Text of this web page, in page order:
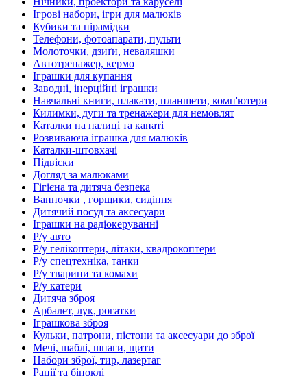
Ігрові набори, ігри для малюків
Кубики та пірамідки
Телефони, фотоапарати, пульти
Молоточки, дзиґи, неваляшки
Автотренажер, кермо
Іграшки для купання
Заводні, інерційні іграшки
Навчальні книги, плакати, планшети, комп'ютери
Килимки, дуги та тренажери для немовлят
Каталки на палиці та канаті
Розвиваюча іграшка для малюків
Каталки-штовхачі
Підвіски
Догляд за малюками
Гігієна та дитяча безпека
Ванночки , горщики, сидіння
Дитячий посуд та аксесуари
Іграшки на радіокеруванні
Р/у авто
Р/у гелікоптери, літаки, квадрокоптери
Р/у спецтехніка, танки
Р/у тварини та комахи
Р/у катери
Дитяча зброя
Арбалет, лук, рогатки
Іграшкова зброя
Кульки, патрони, пістони та аксесуари до зброї
Мечі, шаблі, шпаги, щити
Набори зброї, тир, лазертаг
Рації та біноклі